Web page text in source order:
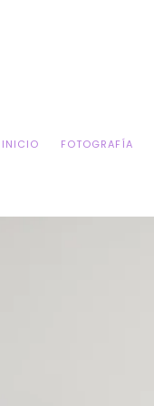
INICIO FOTOGRAFÍA